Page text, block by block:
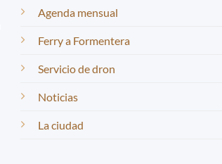
Agenda mensual
Ferry a Formentera
Servicio de dron
Noticias
La ciudad